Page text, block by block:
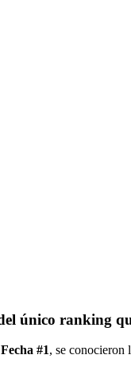
único ranking
Fecha #1, se conocieron